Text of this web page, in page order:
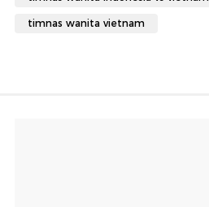
timnas wanita vietnam